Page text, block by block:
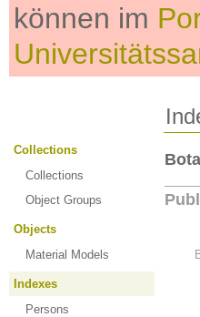
können im
Collections
Collections
Object Groups
Objects
Material Models
Indexes
Persons